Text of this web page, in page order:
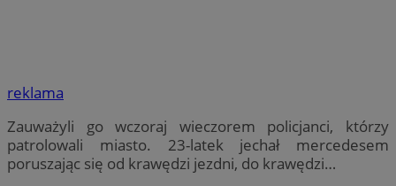
reklama
Zauważyli go wczoraj wieczorem policjanci, którzy
patrolowali miasto. 23-latek jechał mercedesem
poruszając się od krawędzi jezdni, do krawędzi…